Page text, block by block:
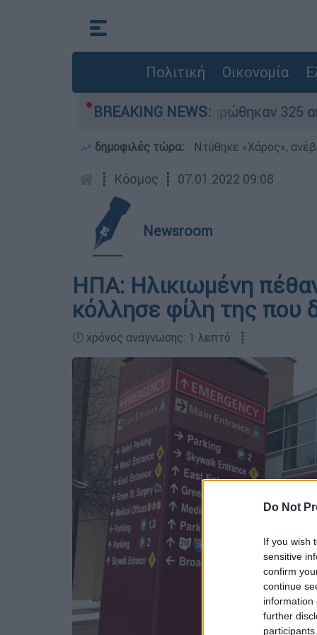
Do Not
If you wish
sensitive
confirm
continue
information
further
Πολιτική Οικονομία
BREAKING NEWS:
«κόκκινα» - Ολοκληρώθηκαν 325
δημοφιλές τώρα: Ντύθηκε «Χάρος»,
┋ Κόσμος ┋ 07.01.2022 09:08
Newsroom
ΗΠΑ: Ηλικιωμένη
κόλλησε φίλη της που
🕛 χρόνος ανάγνωσης: 1 λεπτό ┋